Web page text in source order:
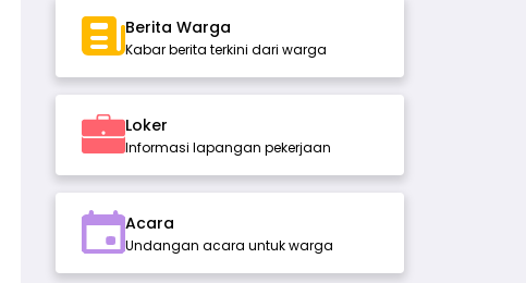
Berita Warga
Kabar berita terkini dari warga
Loker
Informasi lapangan pekerjaan
Acara
Undangan acara untuk warga